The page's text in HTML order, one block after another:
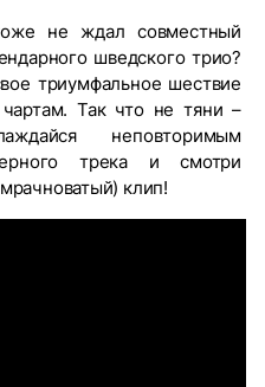
не ждал совместный
шведского трио?
триумфальное шествие
Так что не тяни –
неповторимым
трека и смотри
клип!